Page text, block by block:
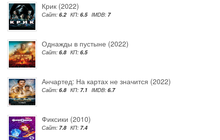
Крик (2022)
Сайт: 6.2 КП: 6.5 IMDB: 7
Однажды в пустыне (2022)
Сайт: 6.8 КП: 6.5
Анчартед: На картах не значится (2022)
Сайт: 6.8 КП: 7.1 IMDB: 6.7
Фиксики (2010)
Сайт: 7.8 КП: 7.4